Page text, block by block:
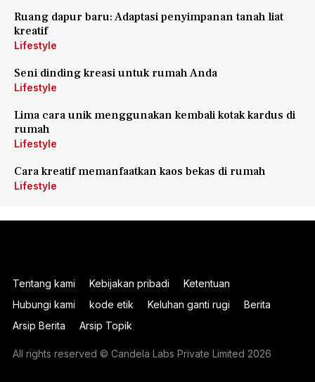
Ruang dapur baru: Adaptasi penyimpanan tanah liat
kreatif
Lifestyle
Seni dinding kreasi untuk rumah Anda
Lifestyle
Lima cara unik menggunakan kembali kotak kardus di
rumah
Lifestyle
Cara kreatif memanfaatkan kaos bekas di rumah
Lifestyle
Tentang kami Kebijakan pribadi
Ketentuan
Hubungi kami
kode etik Keluhan ganti rugi
Berita
Arsip Berita
Arsip Topik
All rights reserved © Candela Labs Private Limited 2026